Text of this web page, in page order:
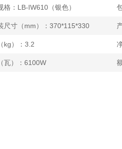
格：LB-IW610（银色）
尺寸（mm）：370*115*330
kg）：3.2
瓦）：6100W